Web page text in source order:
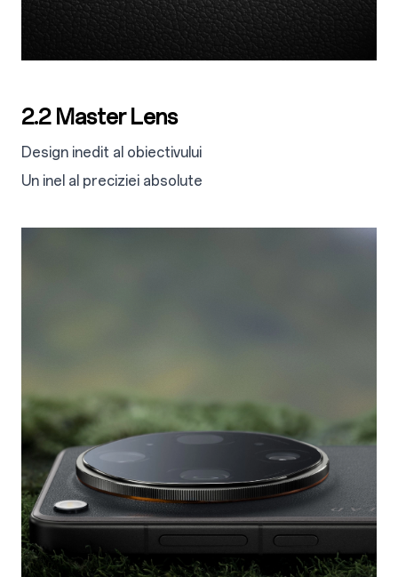
2.2 Master Lens
Design inedit al obiectivului
Un inel al preciziei absolute